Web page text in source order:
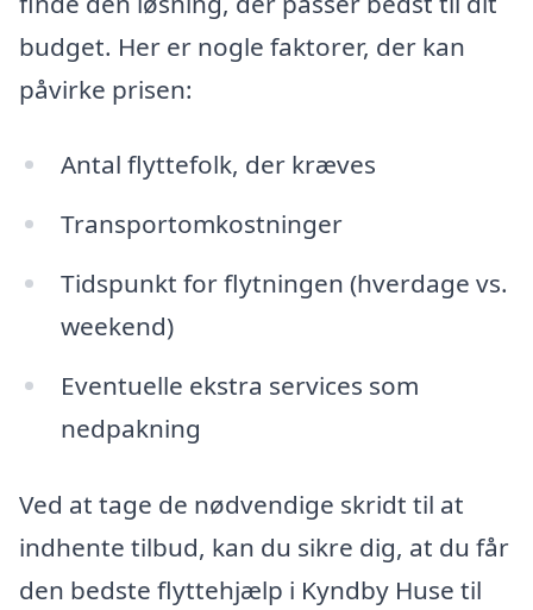
budget. Her er nogle faktorer, der kan
påvirke prisen:
Antal flyttefolk, der kræves
Transportomkostninger
Tidspunkt for flytningen (hverdage vs.
weekend)
Eventuelle ekstra services som
nedpakning
Ved at tage de nødvendige skridt til at
indhente tilbud, kan du sikre dig, at du får
den bedste flyttehjælp i Kyndby Huse til